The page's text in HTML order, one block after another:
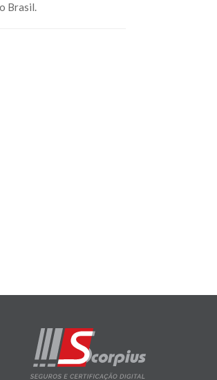
Brasil.